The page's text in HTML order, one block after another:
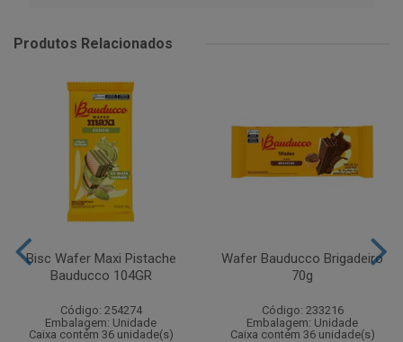
Produtos Relacionados
Bisc Wafer Maxi Pistache
Bauducco 104GR
Código: 254274
Embalagem: Unidade
Caixa contém 36 unidade(s)
Wafer Bauducco Brigadeiro
70g
Código: 233216
Embalagem: Unidade
Caixa contém 36 unidade(s)